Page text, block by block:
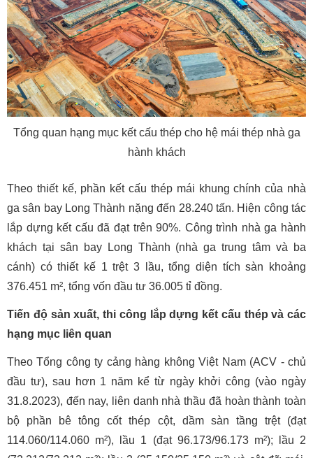
Tổng quan hạng mục kết cấu thép cho hệ mái thép nhà ga
hành khách
Theo thiết kế, phần kết cấu thép mái khung chính của nhà
ga sân bay Long Thành nặng đến 28.240 tấn. Hiện công tác
lắp dựng kết cấu đã đạt trên 90%. Công trình nhà ga hành
khách tại sân bay Long Thành (nhà ga trung tâm và ba
cánh) có thiết kế 1 trệt 3 lầu, tổng diện tích sàn khoảng
376.451 m², tổng vốn đầu tư 36.005 tỉ đồng.
Tiến độ sản xuất, thi công lắp dựng kết cấu thép và các
hạng mục liên quan
Theo Tổng công ty cảng hàng không Việt Nam (ACV - chủ
đầu tư), sau hơn 1 năm kể từ ngày khởi công (vào ngày
31.8.2023), đến nay, liên danh nhà thầu đã hoàn thành toàn
bộ phần bê tông cốt thép cột, dầm sàn tầng trệt (đạt
114.060/114.060 m²), lầu 1 (đạt 96.173/96.173 m²); lầu 2